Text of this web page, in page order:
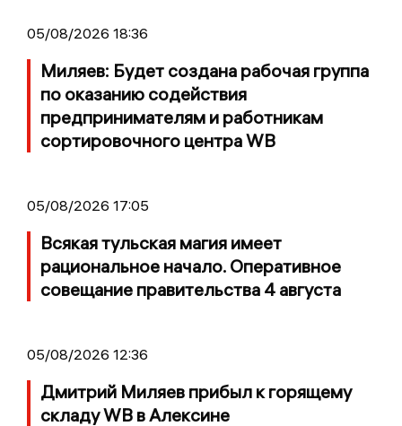
05/08/2026 18:36
Миляев: Будет создана рабочая группа
по оказанию содействия
предпринимателям и работникам
сортировочного центра WB
05/08/2026 17:05
Всякая тульская магия имеет
рациональное начало. Оперативное
совещание правительства 4 августа
05/08/2026 12:36
Дмитрий Миляев прибыл к горящему
складу WB в Алексине